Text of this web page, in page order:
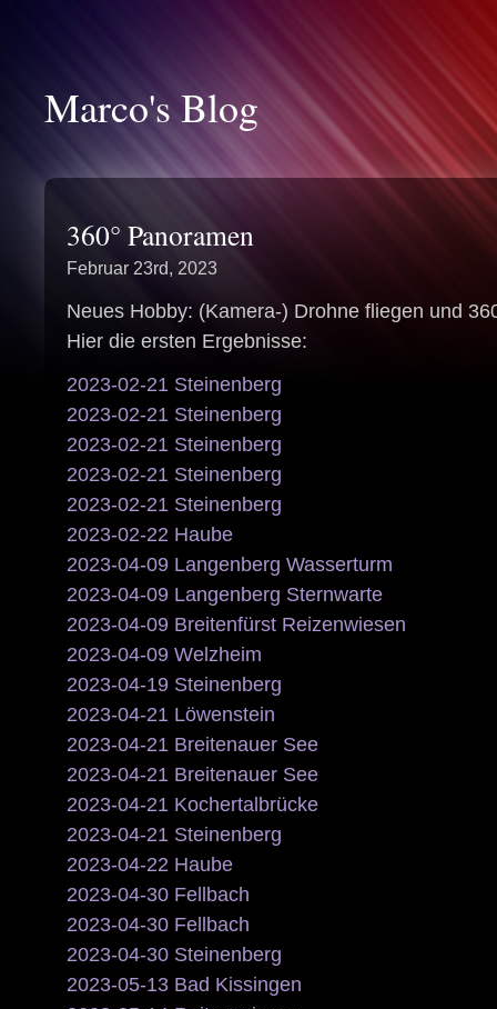
Marco's Blog
360° Panoramen
Februar 23rd, 2023
Neues Hobby: (Kamera-) Drohne fliegen und
Hier die ersten Ergebnisse:
2023-02-21 Steinenberg
2023-02-21 Steinenberg
2023-02-21 Steinenberg
2023-02-21 Steinenberg
2023-02-21 Steinenberg
2023-02-22 Haube
2023-04-09 Langenberg Wasserturm
2023-04-09 Langenberg Sternwarte
2023-04-09 Breitenfürst Reizenwiesen
2023-04-09 Welzheim
2023-04-19 Steinenberg
2023-04-21 Löwenstein
2023-04-21 Breitenauer See
2023-04-21 Breitenauer See
2023-04-21 Kochertalbrücke
2023-04-21 Steinenberg
2023-04-22 Haube
2023-04-30 Fellbach
2023-04-30 Fellbach
2023-04-30 Steinenberg
2023-05-13 Bad Kissingen